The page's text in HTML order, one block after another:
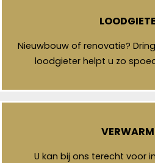
Nieuwbouw of renovatie?
loodgieter helpt u zo
U kan bij ons terecht voor